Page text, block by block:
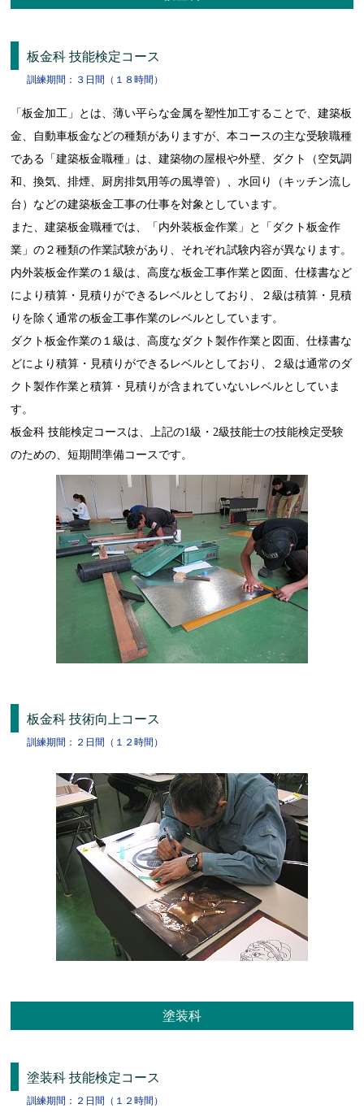
板金科 技能検定コース
訓練期間：３日間（１８時間）
「板金加工」とは、薄い平らな金属を塑性加工することで、建築板
金、自動車板金などの種類がありますが、本コースの主な受験職種
である「建築板金職種」は、建築物の屋根や外壁、ダクト（空気調
和、換気、排煙、厨房排気用等の風導管）、水回り（キッチン流し
台）などの建築板金工事の仕事を対象としています。
また、建築板金職種では、「内外装板金作業」と「ダクト板金作
業」の２種類の作業試験があり、それぞれ試験内容が異なります。
内外装板金作業の１級は、高度な板金工事作業と図面、仕様書など
により積算・見積りができるレベルとしており、２級は積算・見積
りを除く通常の板金工事作業のレベルとしています。
ダクト板金作業の１級は、高度なダクト製作作業と図面、仕様書な
どにより積算・見積りができるレベルとしており、２級は通常のダ
クト製作作業と積算・見積りが含まれていないレベルとしていま
す。
板金科 技能検定コースは、上記の1級・2級技能士の技能検定受験
のための、短期間準備コースです。
板金科 技術向上コース
訓練期間：２日間（１２時間）
塗装科
塗装科 技能検定コース
訓練期間：２日間（１２時間）